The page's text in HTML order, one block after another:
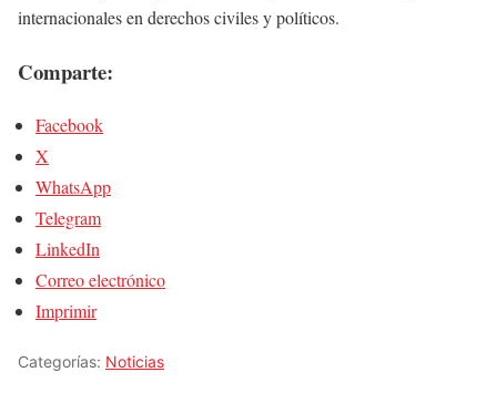
internacionales en derechos civiles y políticos.
Comparte:
Facebook
X
WhatsApp
Telegram
LinkedIn
Correo electrónico
Imprimir
Categorías: Noticias